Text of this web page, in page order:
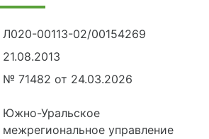
Л020-00113-02/00154269
21.08.2013
№ 71482 от 24.03.2026
Южно-Уральское
межрегиональное управление